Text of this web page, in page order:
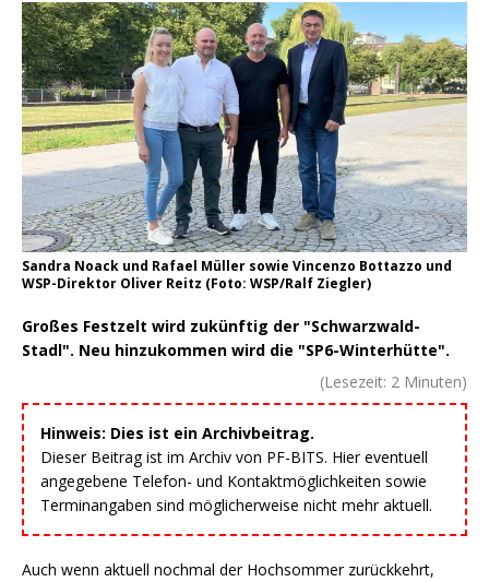
Sandra Noack und Rafael Müller sowie Vincenzo Bottazzo und
WSP-Direktor Oliver Reitz (Foto: WSP/Ralf Ziegler)
Großes Festzelt wird zukünftig der "Schwarzwald-
Stadl". Neu hinzukommen wird die "SP6-Winterhütte".
(Lesezeit: 2 Minuten)
Hinweis: Dies ist ein Archivbeitrag.
Dieser Beitrag ist im Archiv von PF-BITS. Hier eventuell
angegebene Telefon- und Kontaktmöglichkeiten sowie
Terminangaben sind möglicherweise nicht mehr aktuell.
Auch wenn aktuell nochmal der Hochsommer zurückkehrt,